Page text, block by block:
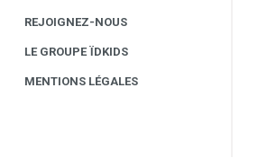
REJOIGNEZ-NOUS
LE GROUPE ÏDKIDS
MENTIONS LÉGALES